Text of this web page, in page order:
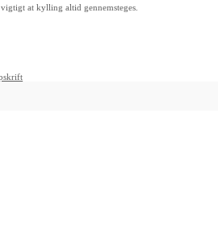
at kylling altid gennemsteges.